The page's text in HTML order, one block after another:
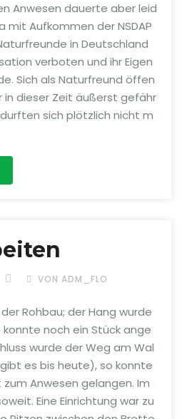
Anwesen dauerte aber leid
mit Aufkommen der NSDAP
in Deutschland
verboten und ihr Eigen
Sich als Naturfreund öffen
in dieser Zeit äußerst gefähr
sich plötzlich nicht m
VON ADM_FLO
Rohbau; der Hang wurde
noch ein Stück ange
wurde der Weg am Wal
es bis heute), so konnte
Anwesen gelangen. Im
Eine Einrichtung war zu